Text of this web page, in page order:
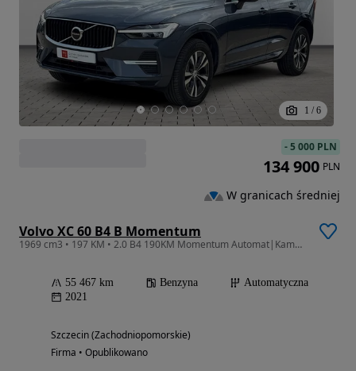
1 / 6
Volvo XC 60 B4 B Momentum
1969 cm3 • 197 KM • 2.0 B4 190KM Momentum Automat|Kamera|Virtual|LED|Salon PL|Serwisowany
55 467 km Benzyna
Automatyczna
2021
Szczecin (Zachodniopomorskie)
Firma • Opublikowano
-5 000 PLN
134 900 PLN
W granicach średniej